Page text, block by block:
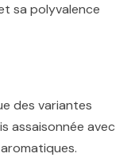
sa polyvalence
des variantes
assaisonnée avec